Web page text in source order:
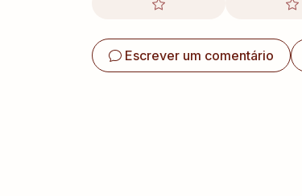
Escrever um comentário